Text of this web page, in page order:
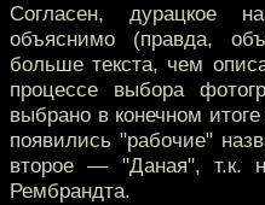
Согласен, дурацкое
объяснимо (правда,
больше текста, чем
процессе выбора
выбрано в конечном
появились "рабочие"
второе — "Даная", т.к.
Рембрандта.